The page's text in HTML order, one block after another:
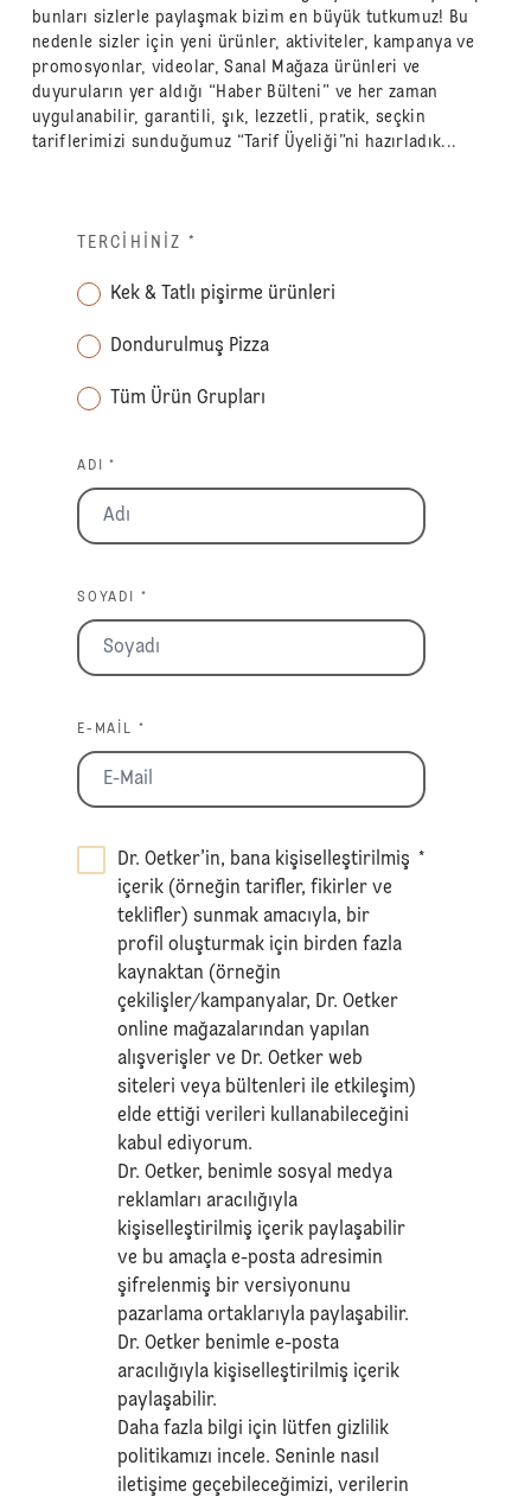
bunları sizlerle paylaşmak bizim en büyük tutkumuz! Bu
nedenle sizler için yeni ürünler, aktiviteler, kampanya ve
promosyonlar, videolar, Sanal Mağaza ürünleri ve
duyuruların yer aldığı “Haber Bülteni” ve her zaman
uygulanabilir, garantili, şık, lezzetli, pratik, seçkin
tariflerimizi sunduğumuz “Tarif Üyeliği”ni hazırladık...
TERCIHINIZ *
Kek & Tatlı pişirme ürünleri
Dondurulmuş Pizza
Tüm Ürün Grupları
ADI *
SOYADI *
E-MAIL *
Dr. Oetker’in, bana kişiselleştirilmiş
içerik (örneğin tarifler, fikirler ve
teklifler) sunmak amacıyla, bir
profil oluşturmak için birden fazla
kaynaktan (örneğin
çekilişler/kampanyalar, Dr. Oetker
online mağazalarından yapılan
alışverişler ve Dr. Oetker web
siteleri veya bültenleri ile etkileşim)
elde ettiği verileri kullanabileceğini
kabul ediyorum.
Dr. Oetker, benimle sosyal medya
reklamları aracılığıyla
kişiselleştirilmiş içerik paylaşabilir
ve bu amaçla e-posta adresimin
şifrelenmiş bir versiyonunu
pazarlama ortaklarıyla paylaşabilir.
Dr. Oetker benimle e-posta
aracılığıyla kişiselleştirilmiş içerik
paylaşabilir.
Daha fazla bilgi için lütfengizlilik
politikamızı incele. Seninle nasıl
iletişime geçebileceğimizi, verilerin
*